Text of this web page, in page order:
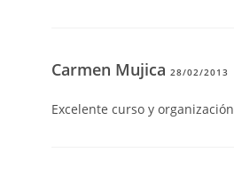
Carmen Mujica28/02/2013
Excelente curso y organización